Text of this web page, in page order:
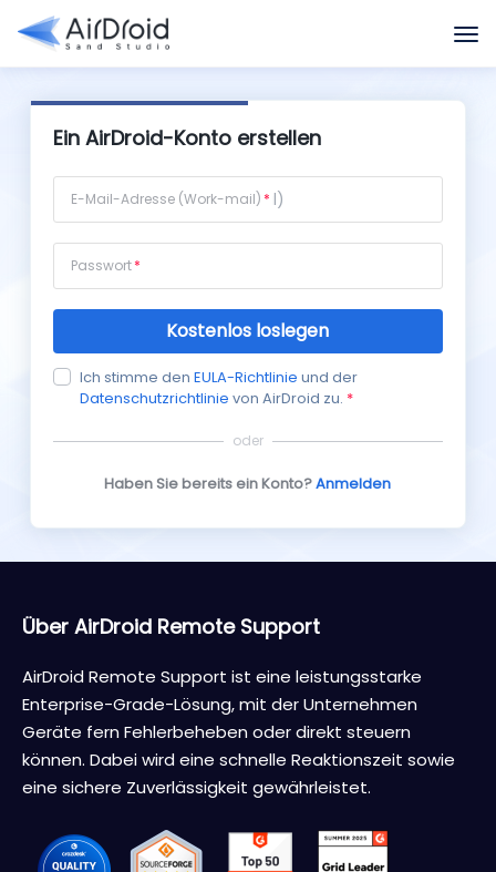
Ein AirDroid-Konto erstellen
E-Mail-Adresse (Work-mail)
Passwort
Kostenlos loslegen
Ich stimme den EULA-Richtlinie und der
Datenschutzrichtlinie von AirDroid zu. *
oder
Haben Sie bereits ein Konto?Anmelden
Über AirDroid Remote Support
AirDroid Remote Support ist eine leistungsstarke
Enterprise-Grade-Lösung, mit der Unternehmen
Geräte fern Fehlerbeheben oder direkt steuern
können. Dabei wird eine schnelle Reaktionszeit sowie
eine sichere Zuverlässigkeit gewährleistet.